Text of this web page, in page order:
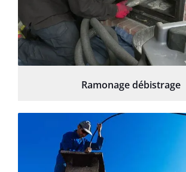
Ramonage débistrage